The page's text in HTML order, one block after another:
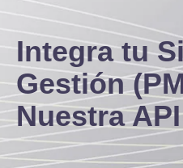
Integra tu
Gestión
Nuestra API